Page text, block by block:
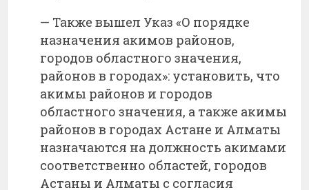
— Также вышел Указ «О порядке
назначения акимов районов,
городов областного значения,
районов в городах»: установить, что
акимы районов и городов
областного значения, а также акимы
районов в городах Астане и Алматы
назначаются на должность акимами
соответственно областей, городов
Астаны и Алматы с согласия